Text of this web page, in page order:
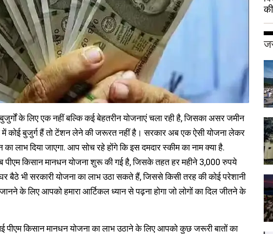
के लिए एक नहीं बल्कि कई बेहतरीन योजनाएं चला रही है, जिसका असर जमीन
कोई बुजुर्ग हैं तो टेंशन लेने की जरूरत नहीं है। सरकार अब एक ऐसी योजना लेकर
लाभ दिया जाएगा. आप सोच रहे होंगे कि इस दमदार स्कीम का नाम क्या है.
किसान मानधन योजना शुरू की गई है, जिसके तहत हर महीने 3,000 रुपये
बैठे भी सरकारी योजना का लाभ उठा सकते हैं, जिससे किसी तरह की कोई परेशानी
जानने के लिए आपको हमारा आर्टिकल ध्यान से पढ़ना होगा जो लोगों का दिल जीतने के
पीएम किसान मानधन योजना का लाभ उठाने के लिए आपको कुछ जरूरी बातों का
हुई